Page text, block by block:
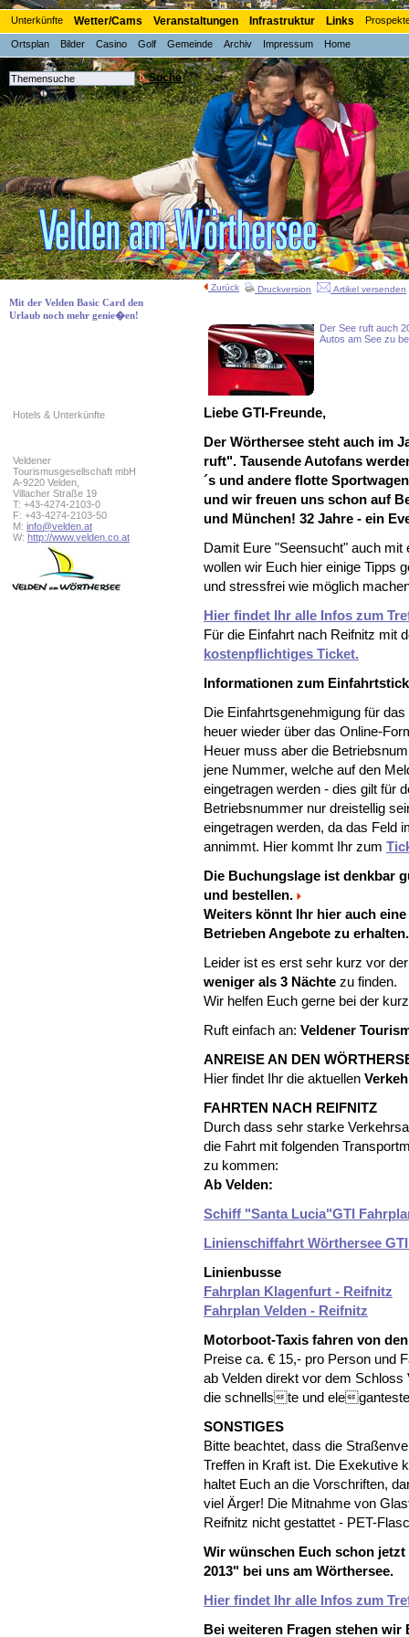
Unterkünfte Wetter/Cams Veranstaltungen Infrastruktur Links
Ortsplan Bilder Casino Golf Gemeinde Archiv Impressum Home
Mit der Velden Basic Card den
Urlaub noch mehr genie�en!
Suche
Hotels & Unterkünfte
Veldener
Tourismusgesellschaft mbH
A-9220 Velden,
Villacher Straße 19
T: +43-4274-2103-0
F: +43-4274-2103-50
M: info@velden.at
W: http://www.velden.co.at
Zurück Druckversion Artikel versenden
Der See ruft auch
Autos am See zu
Liebe GTI-Freunde,
Der Wörthersee steht auch im
ruft". Tausende Autofans
´s und andere flotte
und wir freuen uns schon auf
und München! 32 Jahre - ein
Damit Eure "Seensucht" auch mit
wollen wir Euch hier einige Tipps
und stressfrei wie möglich
Hier findet Ihr alle Infos zum
Für die Einfahrt nach Reifnitz mit
kostenpflichtiges Ticket.
Informationen zum
Die Einfahrtsgenehmigung für
heuer wieder über das Online-
Heuer muss aber die
jene Nummer, welche auf den
eingetragen werden - dies gilt für
Betriebsnummer nur dreistellig
eingetragen werden, da das Feld
annimmt. Hier kommt Ihr zum
Die Buchungslage ist denkbar
und bestellen.
Weiters könnt Ihr hier auch
Betrieben Angebote zu
Leider ist es erst sehr kurz vor
weniger als 3 Nächte zu finden.
Wir helfen Euch gerne bei der
Ruft einfach an: Veldener
ANREISE AN DEN
Hier findet Ihr die aktuellen
FAHRTEN NACH REIFNITZ
Durch dass sehr starke
die Fahrt mit folgenden
zu kommen:
Ab Velden:
Schiff "Santa Lucia"GTI
Linienschiffahrt Wörthersee
Linienbusse
Fahrplan Klagenfurt - Reifnitz
Fahrplan Velden - Reifnitz
Motorboot-Taxis fahren von
Preise ca. € 15,- pro Person und
ab Velden direkt vor dem Schloss
die schnellste und ele
SONSTIGES
Bitte beachtet, dass die
Treffen in Kraft ist. Die Exekutive
haltet Euch an die Vorschriften,
viel Ärger! Die Mitnahme von
Reifnitz nicht gestattet - PET-
Wir wünschen Euch schon
2013" bei uns am Wörthersee.
Hier findet Ihr alle Infos zum
Bei weiteren Fragen stehen